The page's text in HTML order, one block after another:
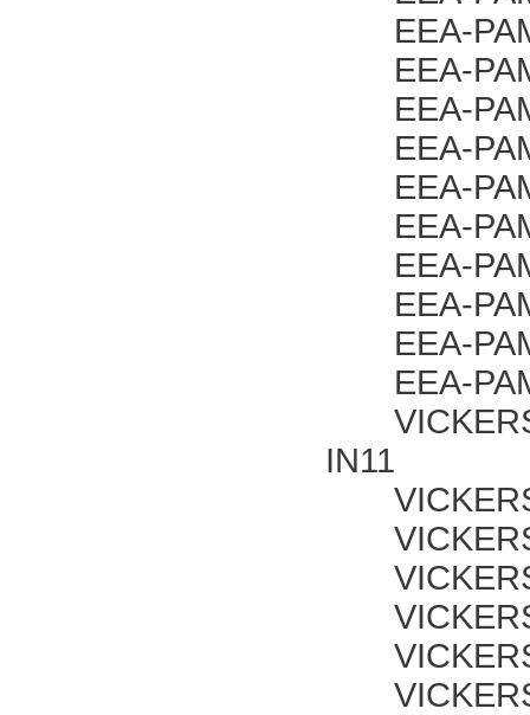
EEA-
EEA-
EEA-
EEA-
EEA-
EEA-
EEA-
EEA-
EEA-
EEA-
VICKERS
IN11
VICKERS
VICKERS
VICKERS
VICKERS
VICKERS
VICKERS